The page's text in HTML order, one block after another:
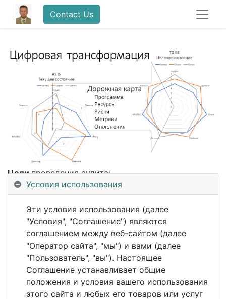
Contact Us
Целипроведения аудита:
Анализ действующей системыуправления
производством и практики применения цифровых
продуктов.
Выработка предложенийпо оптимизации
процессов управления, связь цифровых технологий
с современными технологиями управления.
Ресурсная оценкапредлагаемых мероприятий по
цифровизации.
Условия использования
Эти условия использования (далее
"Условия", "Соглашение") являются
соглашением между веб-сайтом (далее
"Оператор сайта", "мы") и вами (далее
"Пользователь", "вы"). Настоящее
Соглашение устанавливает общие
положения и условия вашего использования
этого сайта и любых его товаров или услуг